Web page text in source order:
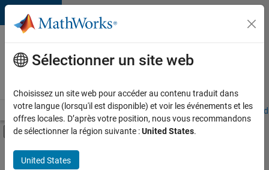
Passer au contenu
Votre
carrière
chez
Accueil Explorer nos opportunités Adresses de nos bureaux
Activer/désactiver l'affichage du menu
Contenu principal
FILTRER PAR
Ventes commerciales
Sélectionner un site web
Choisissez un site web pour accéder au contenu traduit dans
votre langue (lorsqu'il est disponible) et voir les événements et les
offres locales. D’après votre position, nous vous recommandons
de sélectionner la région suivante :United States.
United States